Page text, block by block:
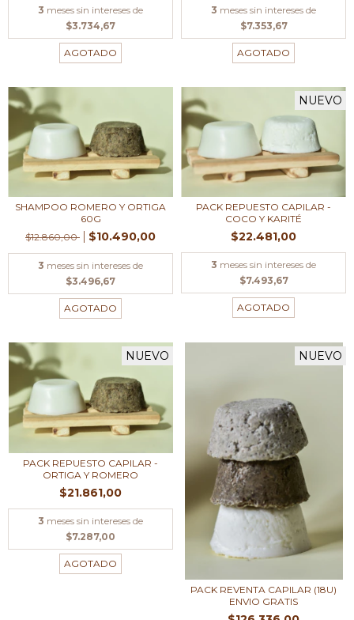
3 meses sin intereses de
$3.734,67
AGOTADO
3 meses sin intereses de
$7.353,67
AGOTADO
SHAMPOO ROMERO Y ORTIGA
60G
$12.860,00
$10.490,00
3 meses sin intereses de
$3.496,67
AGOTADO
NUEVO
PACK REPUESTO CAPILAR -
COCO Y KARITÉ
$22.481,00
3 meses sin intereses de
$7.493,67
AGOTADO
NUEVO
PACK REPUESTO CAPILAR -
ORTIGA Y ROMERO
$21.861,00
3 meses sin intereses de
$7.287,00
AGOTADO
NUEVO
PACK REVENTA CAPILAR (18U)
ENVIO GRATIS